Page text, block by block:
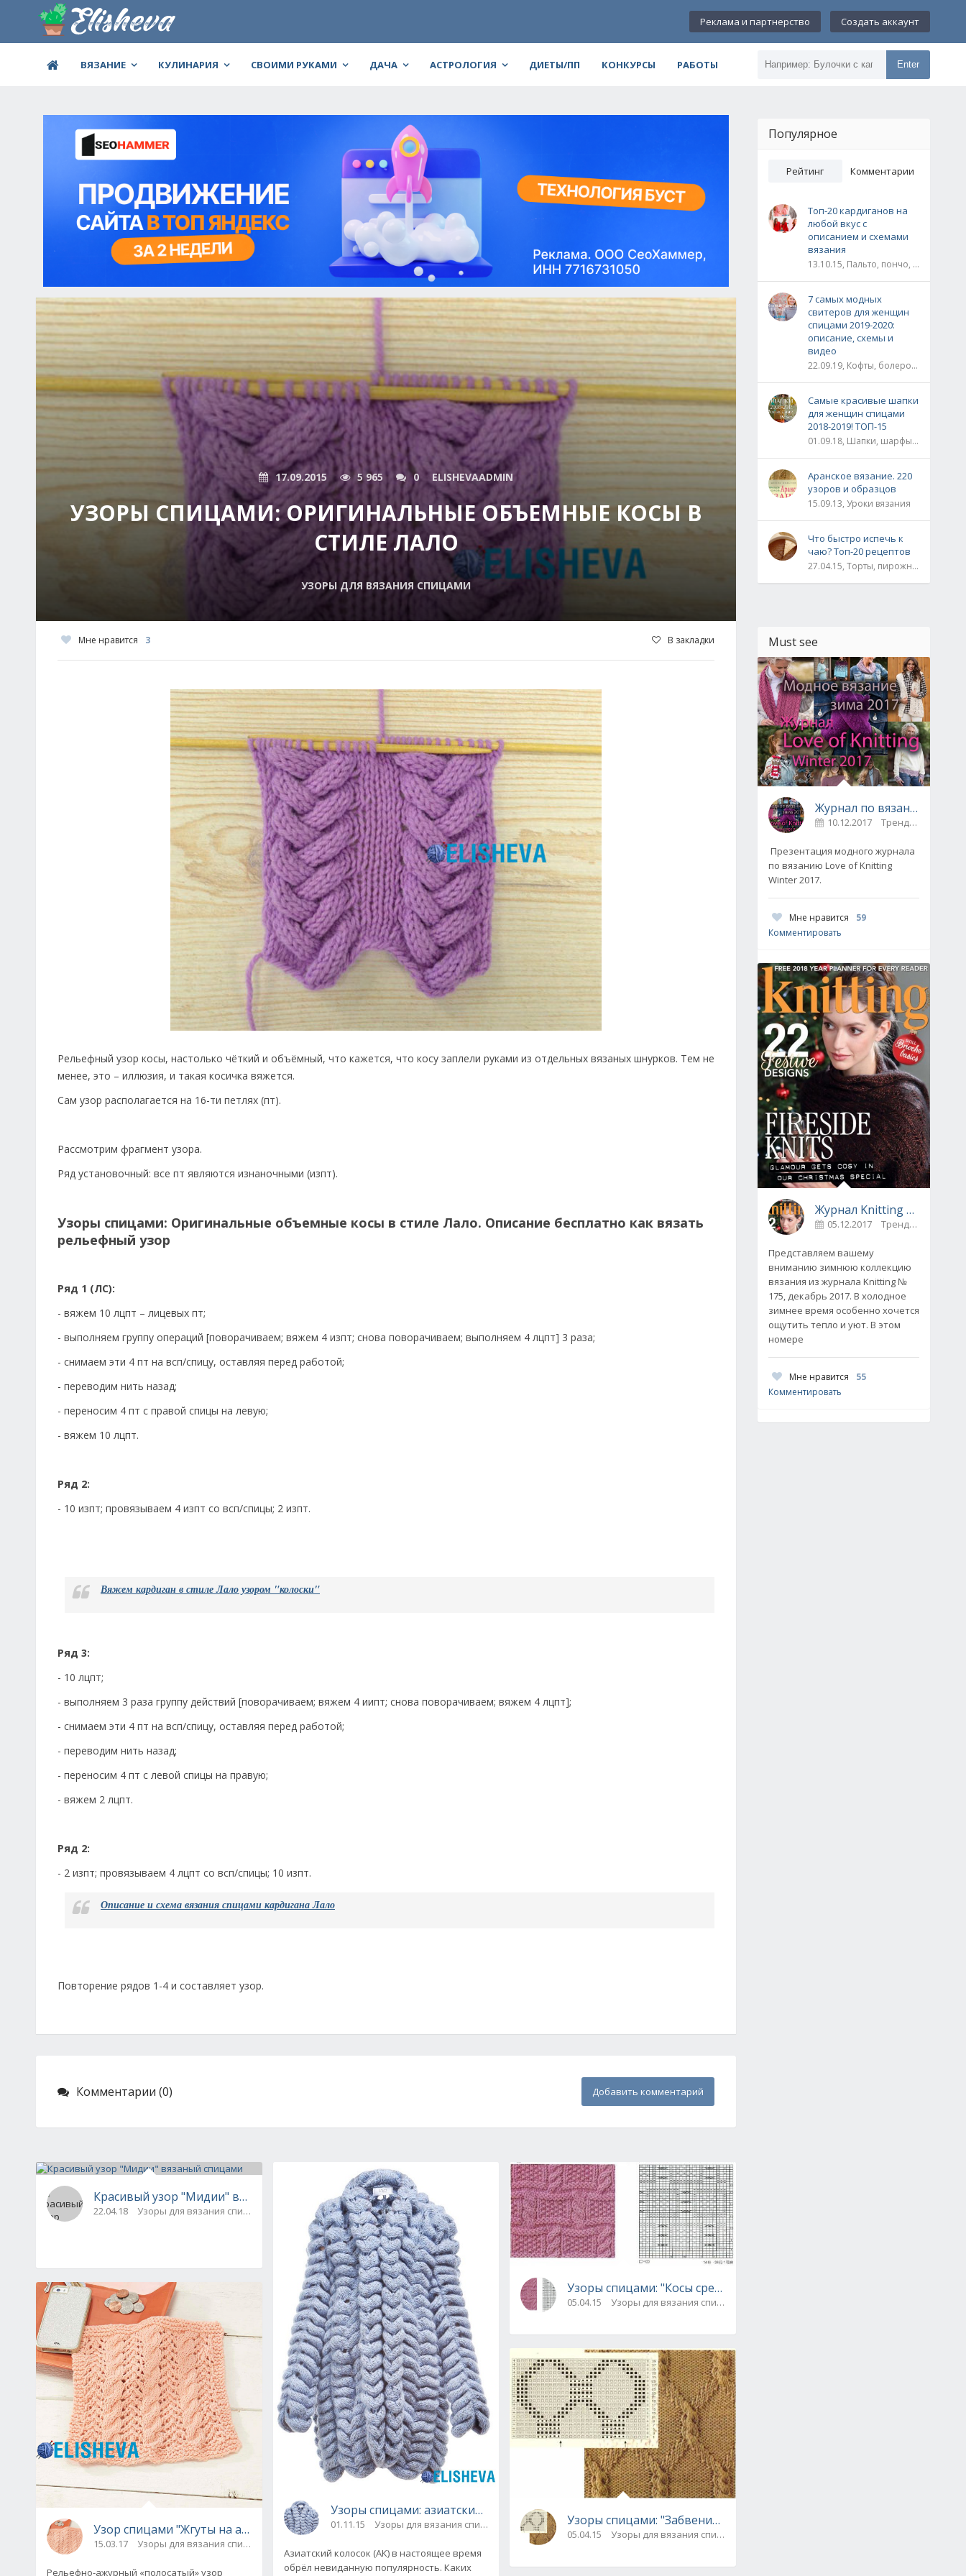
Реклама и партнерство Создать аккаунт
ВЯЗАНИЕ КУЛИНАРИЯ СВОИМИ РУКАМИ ДАЧА АСТРОЛОГИЯ ДИЕТЫ/ПП КОНКУРСЫ РАБОТЫ Enter
17.09.2015 5 965 0 ELISHEVAADMIN
УЗОРЫ СПИЦАМИ: ОРИГИНАЛЬНЫЕ ОБЪЕМНЫЕ КОСЫ В
СТИЛЕ ЛАЛО
УЗОРЫ ДЛЯ ВЯЗАНИЯ СПИЦАМИ
Мне нравится 3 В закладки
Рельефный узор косы, настолько чёткий и объёмный, что кажется, что косу заплели руками из отдельных вязаных шнурков. Тем не
менее, это – иллюзия, и такая косичка вяжется.
Сам узор располагается на 16-ти петлях (пт).
Рассмотрим фрагмент узора.
Ряд установочный: все пт являются изнаночными (изпт).
Узоры спицами: Оригинальные объемные косы в стиле Лало. Описание бесплатно как вязать
рельефный узор
Ряд 1 (ЛС):
- вяжем 10 лцпт – лицевых пт;
- выполняем группу операций [поворачиваем; вяжем 4 изпт; снова поворачиваем; выполняем 4 лцпт] 3 раза;
- снимаем эти 4 пт на всп/спицу, оставляя перед работой;
- переводим нить назад;
- переносим 4 пт с правой спицы на левую;
- вяжем 10 лцпт.
Ряд 2:
- 10 изпт; провязываем 4 изпт со всп/спицы; 2 изпт.
Вяжем кардиган в стиле Лало узором "колоски"
Ряд 3:
- 10 лцпт;
- выполняем 3 раза группу действий [поворачиваем; вяжем 4 иипт; снова поворачиваем; вяжем 4 лцпт];
- снимаем эти 4 пт на всп/спицу, оставляя перед работой;
- переводим нить назад;
- переносим 4 пт с левой спицы на правую;
- вяжем 2 лцпт.
Ряд 2:
- 2 изпт; провязываем 4 лцпт со всп/спицы; 10 изпт.
Описание и схема вязания спицами кардигана Лало
Повторение рядов 1-4 и составляет узор.
Комментарии (0) Добавить комментарий
Красивый узор "Мидии" вязаный спицами
22.04.18 Узоры для вязания спицами
Узор спицами "Жгуты на ажуре": схема вязания
15.03.17 Узоры для вязания спицами
Рельефно-ажурный «полосатый» узор
Узоры спицами: азиатский колосок в стиле Lalo, мастер-класс
01.11.15 Узоры для вязания спицами
Азиатский колосок (АК) в настоящее время
обрёл невиданную популярность. Каких
Узоры спицами: "Косы среди жемчужных кубиков". Схема
05.04.15 Узоры для вязания спицами
Узоры спицами: "Забвение". Схема
05.04.15 Узоры для вязания спицами
Популярное
Рейтинг Комментарии
Топ-20 кардиганов на
любой вкус с
описанием и схемами
вязания
13.10.15, Пальто, пончо, кардиганы
7 самых модных
свитеров для женщин
спицами 2019-2020:
описание, схемы и
видео
22.09.19, Кофты, болеро, жакеты, жилеты, пуловеры и свитера
Самые красивые шапки
для женщин спицами
2018-2019! ТОП-15
01.09.18, Шапки, шарфы, шали, снуды и палантины
Аранское вязание. 220
узоров и образцов
15.09.13, Уроки вязания
Что быстро испечь к
чаю? Топ-20 рецептов
27.04.15, Торты, пирожные, рулеты / Булки, пироги / Печенье, кексы, маффины / На скорую руку
Must see
Журнал по вязанию Love of Knitting выпуск Зима 2017
10.12.2017 Тренды / Вдохновение
Презентация модного журнала
по вязанию Love of Knitting
Winter 2017.
Мне нравится
59
Комментировать
Журнал Knitting № 175, декабрь 2017
05.12.2017 Тренды
Представляем вашему
вниманию зимнюю коллекцию
вязания из журнала Knitting №
175, декабрь 2017. В холодное
зимнее время особенно хочется
ощутить тепло и уют. В этом
номере
Мне нравится
55
Комментировать